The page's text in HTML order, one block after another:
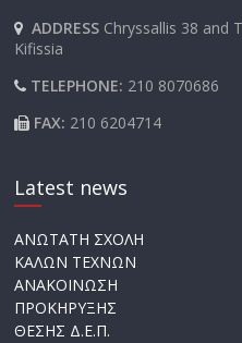
ADDRESS Chryssallis 38 and
Kifissia
TELEPHONE: 210 8070686
FAX: 210 6204714
Latest news
ΑΝΩΤΑΤΗ ΣΧΟΛΗ
ΚΑΛΩΝ ΤΕΧΝΩΝ
ΑΝΑΚΟΙΝΩΣΗ
ΠΡΟΚΗΡΥΞΗΣ
ΘΕΣΗΣ Δ.Ε.Π.